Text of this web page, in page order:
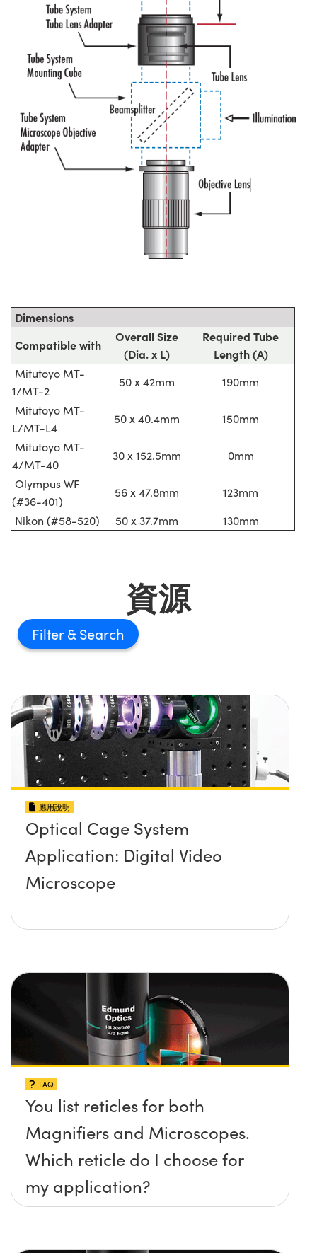
Dimensions
Compatible with
Overall Size
(Dia. x L)
Required Tube
Length (A)
Mitutoyo MT-
1/MT-2
50 x 42mm
190mm
Mitutoyo MT-
L/MT-L4
50 x 40.4mm
150mm
Mitutoyo MT-
4/MT-40
30 x 152.5mm
0mm
Olympus WF
(#36-401)
56 x 47.8mm
123mm
Nikon (#58-520)
50 x 37.7mm 130mm
資源
Filter
應用說明
Optical Cage System
Application: Digital Video
Microscope
FAQ
You list reticles for both
Magnifiers and Microscopes.
Which reticle do I choose for
my application?